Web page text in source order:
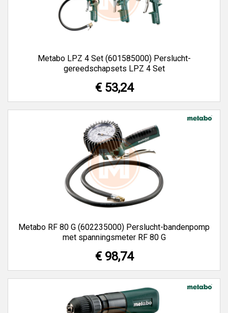
Metabo LPZ 4 Set (601585000) Perslucht-
gereedschapsets LPZ 4 Set
€ 53,24
Metabo RF 80 G (602235000) Perslucht-bandenpomp
met spanningsmeter RF 80 G
€ 98,74